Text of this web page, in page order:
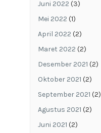
Juni 2022 (3)
Mei 2022 (1)
April 2022 (2)
Maret 2022 (2)
Desember 2021 (2)
Oktober 2021 (2)
September 2021 (2)
Agustus 2021 (2)
Juni 2021 (2)